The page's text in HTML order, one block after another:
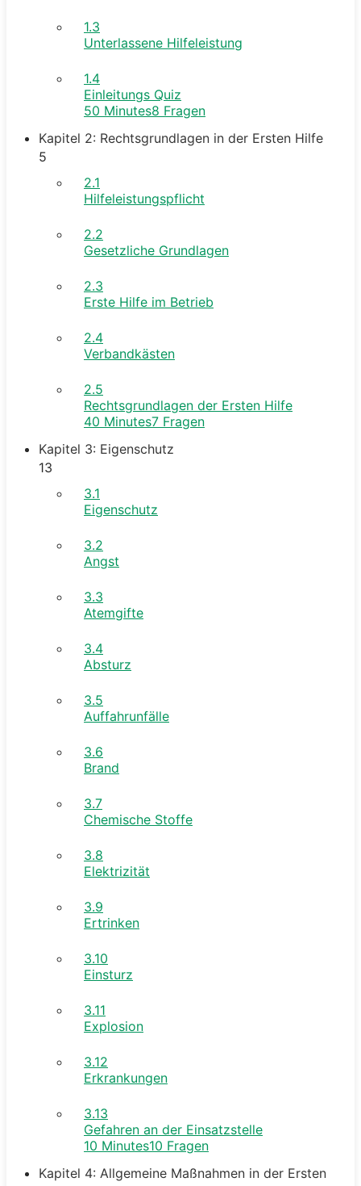
1.3
Unterlassene Hilfeleistung
1.4
Einleitungs Quiz
50 Minutes8 Fragen
Kapitel 2: Rechtsgrundlagen in der Ersten Hilfe
5
2.1
Hilfeleistungspflicht
2.2
Gesetzliche Grundlagen
2.3
Erste Hilfe im Betrieb
2.4
Verbandkästen
2.5
Rechtsgrundlagen der Ersten Hilfe
40 Minutes7 Fragen
Kapitel 3: Eigenschutz
13
3.1
Eigenschutz
3.2
Angst
3.3
Atemgifte
3.4
Absturz
3.5
Auffahrunfälle
3.6
Brand
3.7
Chemische Stoffe
3.8
Elektrizität
3.9
Ertrinken
3.10
Einsturz
3.11
Explosion
3.12
Erkrankungen
3.13
Gefahren an der Einsatzstelle
10 Minutes10 Fragen
Kapitel 4: Allgemeine Maßnahmen in der Ersten